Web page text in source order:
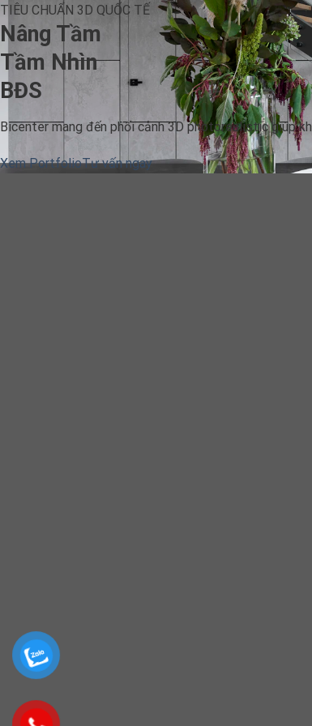
TIÊU CHUẨN 3D QUỐC TẾ
Nâng Tầm
Tầm Nhìn
BĐS
Bicenter mang đến phối cảnh 3D photorealistic giúp
Xem PortfolioTư vấn ngay